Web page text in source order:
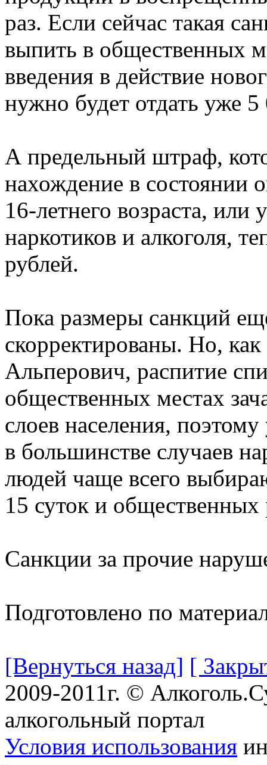
раз. Если сейчас такая
выпить в общественных
введения в действие
нужно будет отдать уже 5
А предельный штраф,
нахождение в состоянии
16-летнего возраста, или
наркотиков и алкоголя,
рублей.
Пока размеры санкций
скорректированы. Но,
Альперович, распитие
общественных местах
слоев населения,
в большинстве случаев
людей чаще всего
15 суток и общественных
Санкции за прочие
Подготовлено по
[Вернуться назад] [
2009-2011г. ©
алкогольный портал
Условия использования